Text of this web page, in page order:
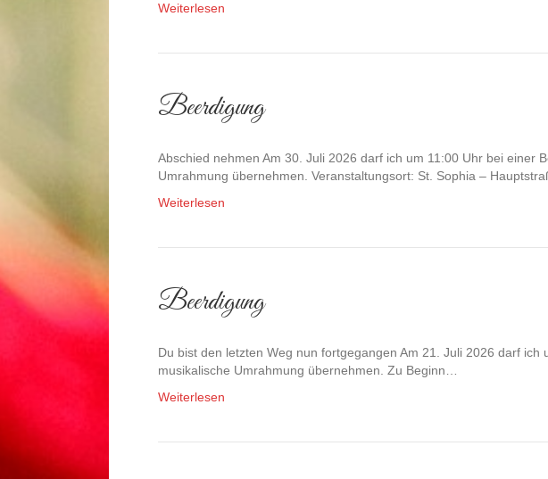
Weiterlesen
Beerdigung
Abschied nehmen Am 30. Juli 2026 darf ich um 11:00 Uhr bei einer
Umrahmung übernehmen. Veranstaltungsort: St. Sophia –
Weiterlesen
Beerdigung
Du bist den letzten Weg nun fortgegangen Am 21. Juli 2026 darf
musikalische Umrahmung übernehmen. Zu Beginn…
Weiterlesen